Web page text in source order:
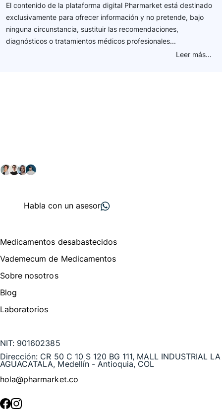
El contenido de la plataforma digital Pharmarket está destinado
exclusivamente para ofrecer información y no pretende, bajo
ninguna circunstancia, sustituir las recomendaciones,
diagnósticos o tratamientos médicos profesionales...
Leer más...
Habla con un asesor
Medicamentos desabastecidos
Vademecum de Medicamentos
Sobre nosotros
Blog
Laboratorios
NIT: 901602385
Dirección: CR 50 C 10 S 120 BG 111, MALL INDUSTRIAL LA
AGUACATALA, Medellín - Antioquia, COL
hola@pharmarket.co